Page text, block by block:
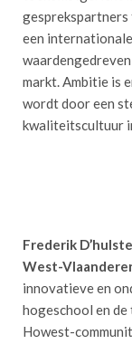
gesprekspartners
een
markt. Ambitie is
wordt door een
kwaliteitscultuur
Frederik
West-
innovatieve en
hogeschool en
Howest-